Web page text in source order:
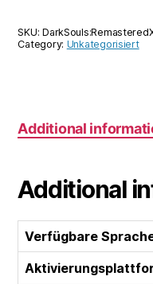
SKU:
Category: Unkategorisiert
Additional
Additional
Verfügbare